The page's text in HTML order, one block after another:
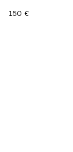
150 €